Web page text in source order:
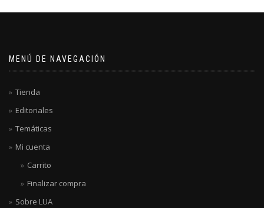
MENÚ DE NAVEGACIÓN
Tienda
Editoriales
Temáticas
Mi cuenta
Carrito
Finalizar compra
Sobre LUA